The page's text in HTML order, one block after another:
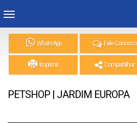
WhatsApp Fale Conosco
Imprimir Compartilhar
PETSHOP | JARDIM EUROPA